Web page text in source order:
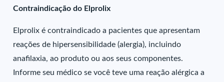
Contraindicação do Elprolix
Elprolix é contraindicado a pacientes que apresentam
reações de hipersensibilidade (alergia), incluindo
anafilaxia, ao produto ou aos seus componentes.
Informe seu médico se você teve uma reação alérgica a